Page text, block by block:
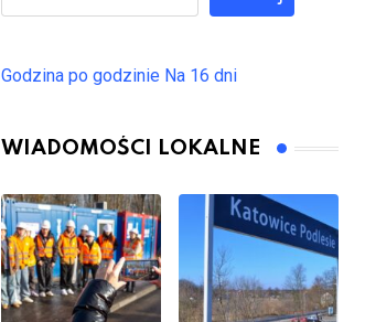
Godzina po godzinie Na 16 dni
WIADOMOŚCI LOKALNE